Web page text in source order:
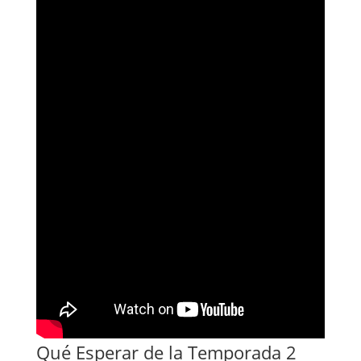
Qué Esperar de la Temporada 2